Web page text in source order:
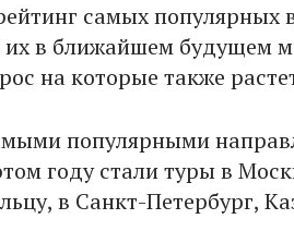
самых популярных
их в ближайшем будущем
на которые также
популярными
году стали туры в
в Санкт-Петербург,